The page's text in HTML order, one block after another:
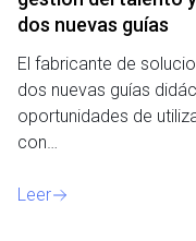
dos nuevas guías
El fabricante de
dos nuevas guías
oportunidades de
con…
Leer